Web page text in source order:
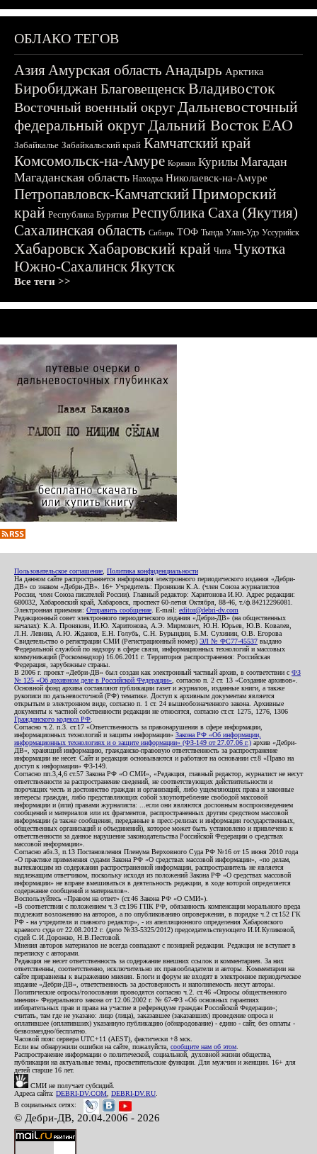
ОБЛАКО ТЕГОВ
АзияАмурская область Анадырь Арктика
БиробиджанБлаговещенскВладивосток
Восточный военный округДальневосточный
федеральный округДальний ВостокЕАО
Забайкалье Забайкальский край Камчатский край
Комсомольск-на-Амуре Корякия Курилы Магадан
Магаданская область Находка Николаевск-на-Амуре
Петропавловск-КамчатскийПриморский
край Республика Бурятия Республика Саха (Якутия)
Сахалинская область Сибирь ТОФ Тында Улан-Удэ Уссурийск
ХабаровскХабаровский край Чита Чукотка
Южно-СахалинскЯкутск
Все теги >>
Пользовательское соглашение Политика конфиденциальности
На данном сайте распространяется информация электронного периодического издания «Дебри-
ДВ» со знаком «Дебри-ДВ». 16+ Учредитель: Пронякин К.А. (член Союза журналистов
России, член Союза писателей России). Главный редактор: Харитонова И.Ю. Адрес редакции:
680032, Хабаровский край, Хабаровск, проспект 60-летия Октября, 88-46, т./ф.84212296081.
Электронная приемная: Отправить сообщение . E-mail: editor@debri-dv.com
Редакционный совет электронного периодического издания «Дебри-ДВ» (на общественных
началах): К.А. Пронякин, И.Ю. Харитонова, А.Э. Мирмович, Ю.Н. Юрьев, Ю.В. Ковалев,
Л.Н. Левина, А.Ю. Жданов, Е.Н. Голубь, С.Н. Бурындин, Б.М. Сухинин, О.В. Егорова
Свидетельство о регистрации СМИ (Регистрационный номер) ЭЛ № ФС77-45537 выдано
Федеральной службой по надзору в сфере связи, информационных технологий и массовых
коммуникаций (Роскомнадзор) 16.06.2011 г. Территория распространения: Российская
Федерация, зарубежные страны.
В 2006 г. проект «Дебри-ДВ» был создан как электронный частный архив, в соответствии с ФЗ
№ 125 «Об архивном деле в Российской Федерации» , согласно п. 2 ст. 13 «Создание архивов».
Основной фонд архива составляют публикации газет и журналов, изданные книги, а также
рукописи по дальневосточной (РФ) тематике. Доступ к архивным документам является
открытым в электронном виде, согласно п. 1 ст. 24 вышеобозначенного закона. Архивные
документы к частной собственности редакции не относятся, согласно ст.ст. 1275, 1276, 1306
Гражданского кодекса РФ
Согласно ч.2. п.3. ст.17 «Ответственность за правонарушения в сфере информации,
информационных технологий и защиты информации» Закона РФ «Об информации,
информационных технологиях и о защите информации» (ФЗ-149 от 27.07.06 г.) архив «Дебри-
ДВ», хранящий информацию, гражданско-правовую ответственность за распространение
информации не несет. Сайт и редакция основываются и работают на основании ст.8 «Право на
доступ к информации» ФЗ-149.
Согласно пп.3,4,6 ст.57 Закона РФ «О СМИ», «Редакция, главный редактор, журналист не несут
ответственности за распространение сведений, не соответствующих действительности и
порочащих честь и достоинство граждан и организаций, либо ущемляющих права и законные
интересы граждан, либо представляющих собой злоупотребление свободой массовой
информации и (или) правами журналиста: ...если они являются дословным воспроизведением
сообщений и материалов или их фрагментов, распространенных другим средством массовой
информации (а также сообщения, переданные в пресс-релизах и информация государственных,
общественных организаций и объединений), которое может быть установлено и привлечено к
ответственности за данное нарушение законодательства Российской Федерации о средствах
массовой информации».
Согласно абз.3, п.13 Постановления Пленума Верховного Суда РФ №16 от 15 июня 2010 года
«О практике применения судами Закона РФ «О средствах массовой информации», «по делам,
вытекающим из содержания распространенной информации, распространитель не является
надлежащим ответчиком, поскольку исходя из положений Закона РФ «О средствах массовой
информации» не вправе вмешиваться в деятельность редакции, в ходе которой определяется
содержание сообщений и материалов».
Воспользуйтесь «Правом на ответ» (ст.46 Закона РФ «О СМИ»).
«В соответствии с положением ч.3 ст.196 ГПК РФ, обязанность компенсации морального вреда
подлежит возложению на авторов, а по опубликованию опровержения, в порядке ч.2 ст.152 ГК
РФ - на учредителя и главного редактор», - из апелляционного определения Хабаровского
краевого суда от 22.08.2012 г. (дело №33-5325/2012) председательствующего И.И.Куликовой,
судей С.И.Дорожко, Н.В.Пестовой.
Мнения авторов материалов не всегда совпадают с позицией редакции. Редакция не вступает в
переписку с авторами.
Редакция не несет ответственность за содержание внешних ссылок и комментариев. За них
ответственны, соответственно, исключительно их правообладатели и авторы. Комментарии на
сайте приравнены к выражению мнения. Блоги и форум не входят в электронное периодическое
издание «Дебри-ДВ», ответственность за достоверность и наполняемость несут авторы.
Политические опросы/голосования проводятся согласно ч.2. ст.46 «Опросы общественного
мнения» Федерального закона от 12.06.2002 г. № 67-ФЗ «Об основных гарантиях
избирательных прав и права на участие в референдуме граждан Российской Федерации»;
считать, там где не указано: лицо (лица), заказавшее (заказавших) проведение опроса и
оплатившее (оплативших) указанную публикацию (обнародование) - едино - сайт, без оплаты -
безвозмездно/бесплатно.
Часовой пояс сервера UTC+11 (AEST), фактически +8 мск.
Если вы обнаружили ошибки на сайте, пожалуйста, сообщите нам об этом
Распространение информации о политической, социальной, духовной жизни общества,
публикации на актуальные темы, просветительские функции. Для мужчин и женщин. 16+ для
детей старше 16 лет.
СМИ не получает субсидий.
Адреса сайта: DEBRI-DV.COM DEBRI-DV.RU
В социальных сетях:
© Дебри-ДВ, 20.04.2006 - 2026